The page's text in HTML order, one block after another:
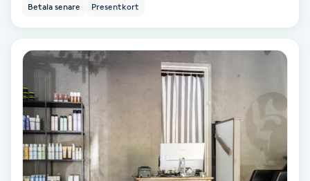
Liktornar
LPG
Betala senare Presentkort